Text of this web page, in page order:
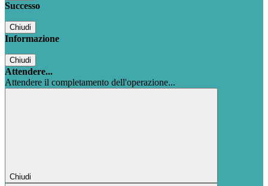
Successo
Chiudi
Informazione
Chiudi
Attendere...
Attendere il completamento dell'operazione...
Chiudi